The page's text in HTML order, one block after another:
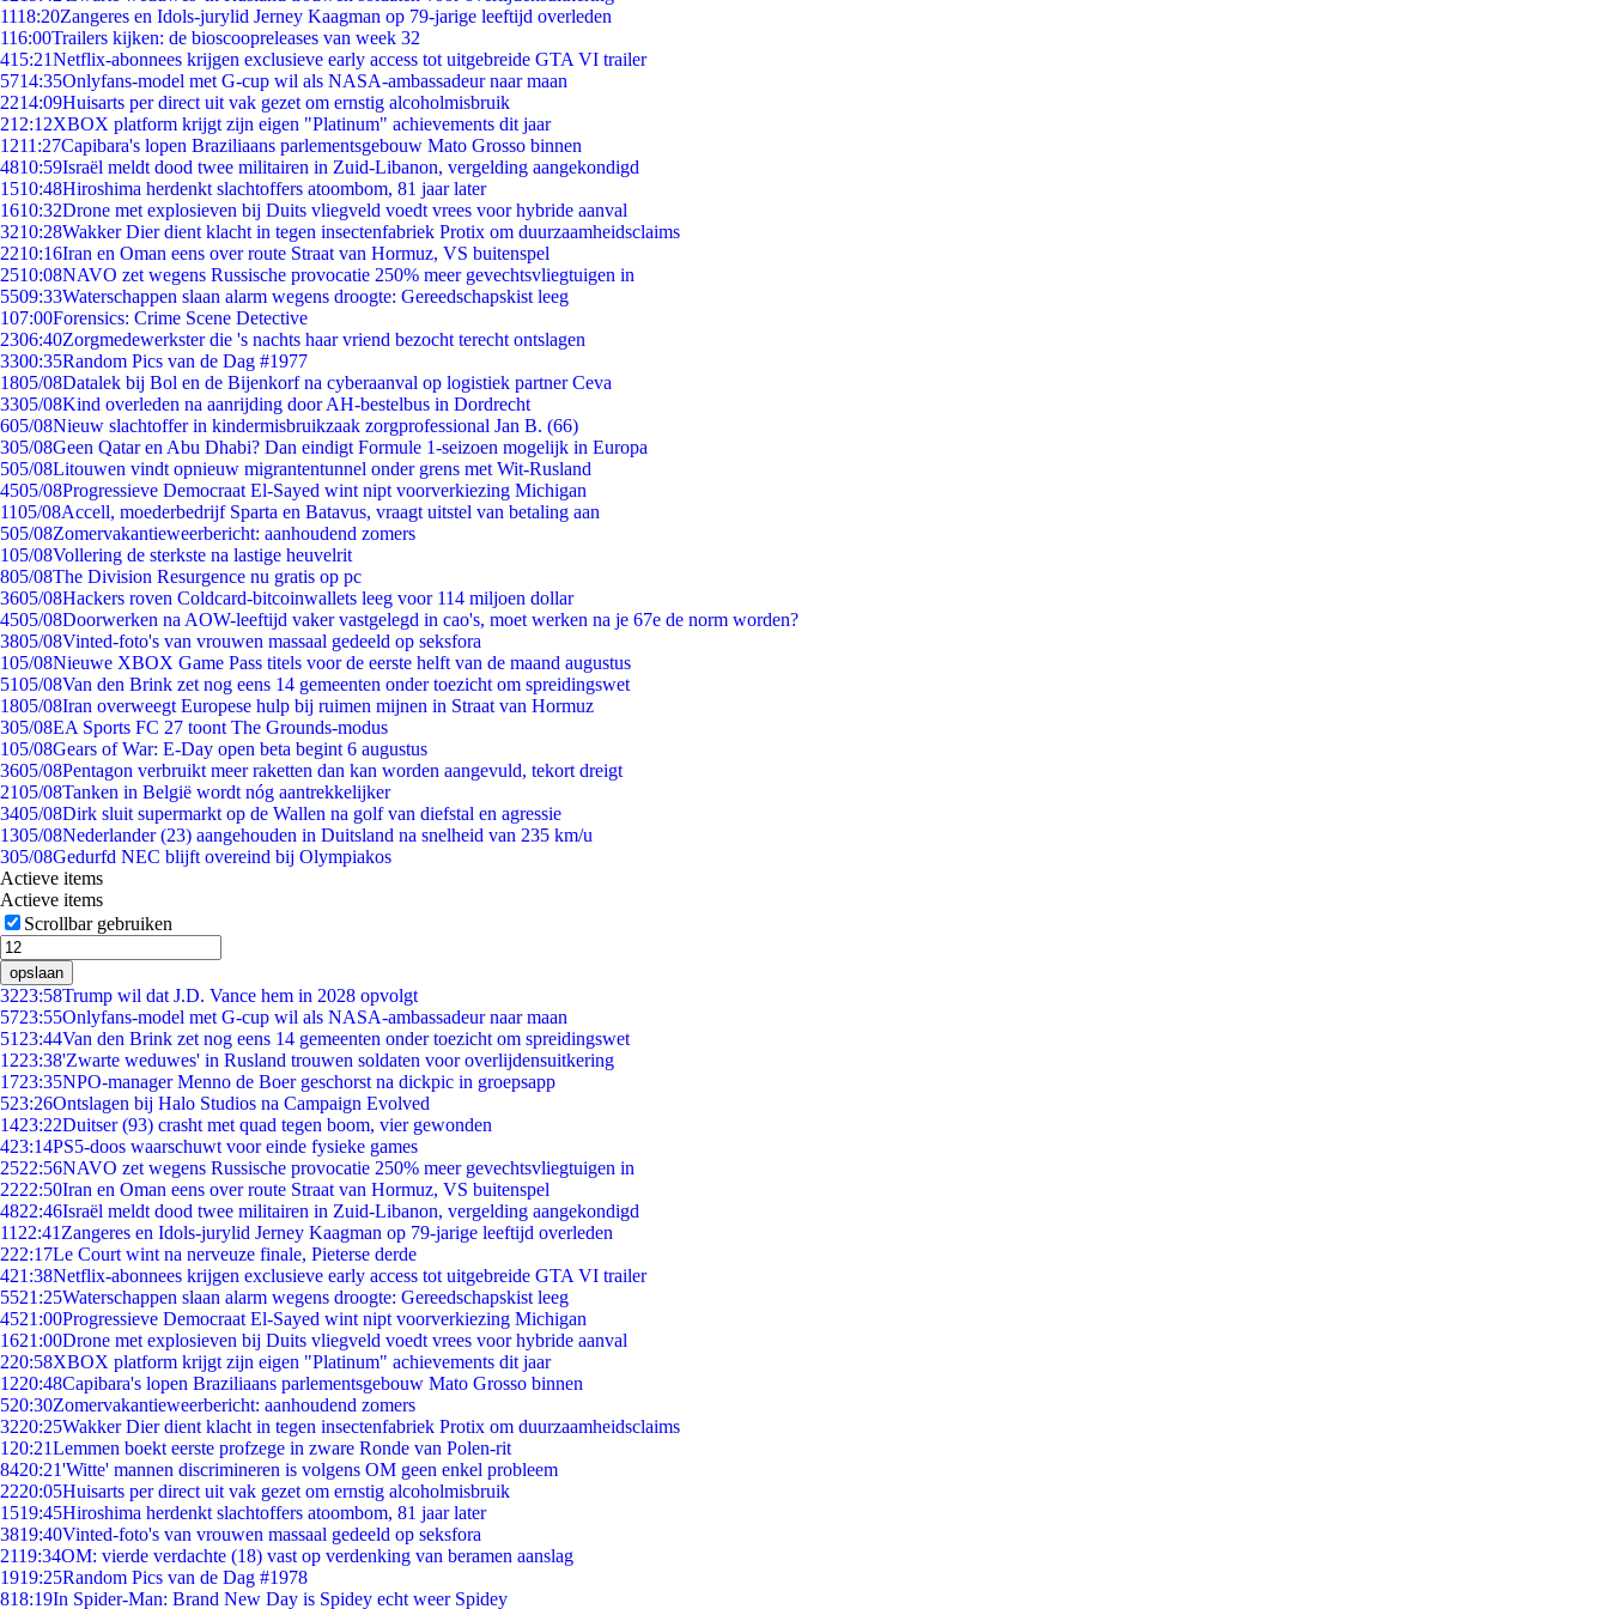
1118:20Zangeres en Idols-jurylid Jerney Kaagman op 79-jarige leeftijd overleden
116:00Trailers kijken: de bioscoopreleases van week 32
415:21Netflix-abonnees krijgen exclusieve early access tot uitgebreide GTA VI trailer
5714:35Onlyfans-model met G-cup wil als NASA-ambassadeur naar maan
2214:09Huisarts per direct uit vak gezet om ernstig alcoholmisbruik
212:12XBOX platform krijgt zijn eigen "Platinum" achievements dit jaar
1211:27Capibara's lopen Braziliaans parlementsgebouw Mato Grosso binnen
4810:59Israël meldt dood twee militairen in Zuid-Libanon, vergelding aangekondigd
1510:48Hiroshima herdenkt slachtoffers atoombom, 81 jaar later
1610:32Drone met explosieven bij Duits vliegveld voedt vrees voor hybride aanval
3210:28Wakker Dier dient klacht in tegen insectenfabriek Protix om duurzaamheidsclaims
2210:16Iran en Oman eens over route Straat van Hormuz, VS buitenspel
2510:08NAVO zet wegens Russische provocatie 250% meer gevechtsvliegtuigen in
5509:33Waterschappen slaan alarm wegens droogte: Gereedschapskist leeg
107:00Forensics: Crime Scene Detective
2306:40Zorgmedewerkster die 's nachts haar vriend bezocht terecht ontslagen
3300:35Random Pics van de Dag #1977
1805/08Datalek bij Bol en de Bijenkorf na cyberaanval op logistiek partner Ceva
3305/08Kind overleden na aanrijding door AH-bestelbus in Dordrecht
605/08Nieuw slachtoffer in kindermisbruikzaak zorgprofessional Jan B. (66)
305/08Geen Qatar en Abu Dhabi? Dan eindigt Formule 1-seizoen mogelijk in Europa
505/08Litouwen vindt opnieuw migrantentunnel onder grens met Wit-Rusland
4505/08Progressieve Democraat El-Sayed wint nipt voorverkiezing Michigan
1105/08Accell, moederbedrijf Sparta en Batavus, vraagt uitstel van betaling aan
505/08Zomervakantieweerbericht: aanhoudend zomers
105/08Vollering de sterkste na lastige heuvelrit
805/08The Division Resurgence nu gratis op pc
3605/08Hackers roven Coldcard-bitcoinwallets leeg voor 114 miljoen dollar
4505/08Doorwerken na AOW-leeftijd vaker vastgelegd in cao's, moet werken na je 67e de norm worden?
3805/08Vinted-foto's van vrouwen massaal gedeeld op seksfora
105/08Nieuwe XBOX Game Pass titels voor de eerste helft van de maand augustus
5105/08Van den Brink zet nog eens 14 gemeenten onder toezicht om spreidingswet
1805/08Iran overweegt Europese hulp bij ruimen mijnen in Straat van Hormuz
305/08EA Sports FC 27 toont The Grounds-modus
105/08Gears of War: E-Day open beta begint 6 augustus
3605/08Pentagon verbruikt meer raketten dan kan worden aangevuld, tekort dreigt
2105/08Tanken in België wordt nóg aantrekkelijker
3405/08Dirk sluit supermarkt op de Wallen na golf van diefstal en agressie
1305/08Nederlander (23) aangehouden in Duitsland na snelheid van 235 km/u
305/08Gedurfd NEC blijft overeind bij Olympiakos
Actieve items
Actieve items
Scrollbar gebruiken
opslaan
3223:58Trump wil dat J.D. Vance hem in 2028 opvolgt
5723:55Onlyfans-model met G-cup wil als NASA-ambassadeur naar maan
51 23:44Van den Brink zet nog eens 14 gemeenten onder toezicht om spreidingswet
1223:38'Zwarte weduwes' in Rusland trouwen soldaten voor overlijdensuitkering
1723:35NPO-manager Menno de Boer geschorst na dickpic in groepsapp
523:26Ontslagen bij Halo Studios na Campaign Evolved
1423:22Duitser (93) crasht met quad tegen boom, vier gewonden
423:14PS5-doos waarschuwt voor einde fysieke games
2522:56NAVO zet wegens Russische provocatie 250% meer gevechtsvliegtuigen in
2222:50Iran en Oman eens over route Straat van Hormuz, VS buitenspel
4822:46Israël meldt dood twee militairen in Zuid-Libanon, vergelding aangekondigd
11 22:41 Zangeres en Idols-jurylid Jerney Kaagman op 79-jarige leeftijd overleden
222:17Le Court wint na nerveuze finale, Pieterse derde
421:38Netflix-abonnees krijgen exclusieve early access tot uitgebreide GTA VI trailer
5521:25Waterschappen slaan alarm wegens droogte: Gereedschapskist leeg
4521:00Progressieve Democraat El-Sayed wint nipt voorverkiezing Michigan
1621:00Drone met explosieven bij Duits vliegveld voedt vrees voor hybride aanval
220:58XBOX platform krijgt zijn eigen "Platinum" achievements dit jaar
1220:48Capibara's lopen Braziliaans parlementsgebouw Mato Grosso binnen
520:30Zomervakantieweerbericht: aanhoudend zomers
3220:25Wakker Dier dient klacht in tegen insectenfabriek Protix om duurzaamheidsclaims
1 20:21Lemmen boekt eerste profzege in zware Ronde van Polen-rit
8420:21'Witte' mannen discrimineren is volgens OM geen enkel probleem
2220:05Huisarts per direct uit vak gezet om ernstig alcoholmisbruik
1519:45Hiroshima herdenkt slachtoffers atoombom, 81 jaar later
3819:40Vinted-foto's van vrouwen massaal gedeeld op seksfora
2119:34OM: vierde verdachte (18) vast op verdenking van beramen aanslag
1919:25Random Pics van de Dag #1978
818:19In Spider-Man: Brand New Day is Spidey echt weer Spidey